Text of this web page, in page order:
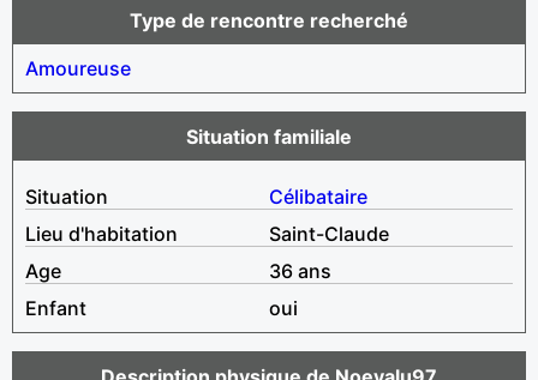
Type de rencontre recherché
Amoureuse
Situation familiale
Situation
Célibataire
Lieu d'habitation
Saint-Claude
Age
36 ans
Enfant
oui